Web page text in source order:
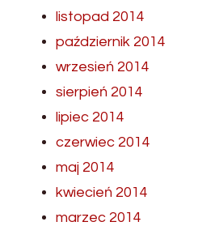
listopad 2014
październik 2014
wrzesień 2014
sierpień 2014
lipiec 2014
czerwiec 2014
maj 2014
kwiecień 2014
marzec 2014